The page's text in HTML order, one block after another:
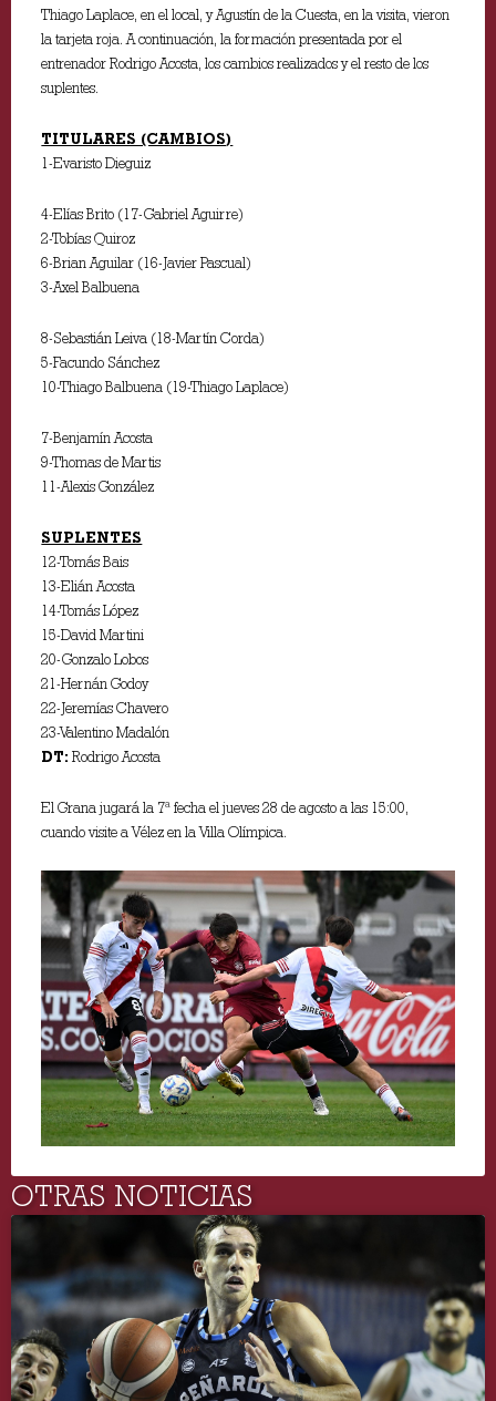
Thiago Laplace, en el local, y Agustín de la Cuesta, en la visita, vieron
la tarjeta roja. A continuación, la formación presentada por el
entrenador Rodrigo Acosta, los cambios realizados y el resto de los
suplentes.
TITULARES (CAMBIOS)
1-Evaristo Dieguiz
4-Elías Brito (17-Gabriel Aguirre)
2-Tobías Quiroz
6-Brian Aguilar (16-Javier Pascual)
3-Axel Balbuena
8-Sebastián Leiva (18-Martín Corda)
5-Facundo Sánchez
10-Thiago Balbuena (19-Thiago Laplace)
7-Benjamín Acosta
9-Thomas de Martis
11-Alexis González
SUPLENTES
12-Tomás Bais
13-Elián Acosta
14-Tomás López
15-David Martini
20-Gonzalo Lobos
21-Hernán Godoy
22-Jeremías Chavero
23-Valentino Madalón
DT: Rodrigo Acosta
El Grana jugará la 7ª fecha el jueves 28 de agosto a las 15:00,
cuando visite a Vélez en la Villa Olímpica.
OTRAS NOTICIAS